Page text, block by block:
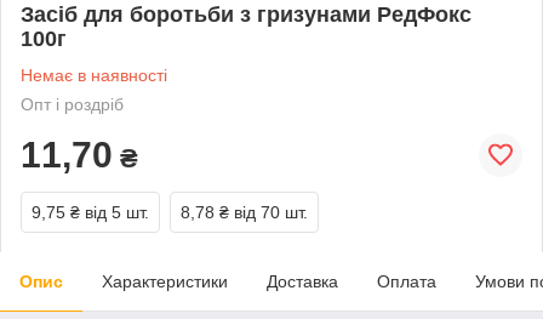
Засіб для боротьби з гризунами РедФокс
100г
Немає в наявності
Опт і роздріб
11,70 ₴
9,75 ₴ від 5 шт. 8,78 ₴ від 70 шт.
Опис Характеристики Доставка Оплата Умови